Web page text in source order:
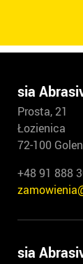
sia
Prosta, 21
Łozienica
72-100
+48 91 888
sia